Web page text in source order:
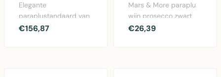
Elegante
paraplustandaard van
Mars & More in zilver
€156,87
Mars & More paraplu
wijn prosecco zwart
105cm - Elegante
€26,39